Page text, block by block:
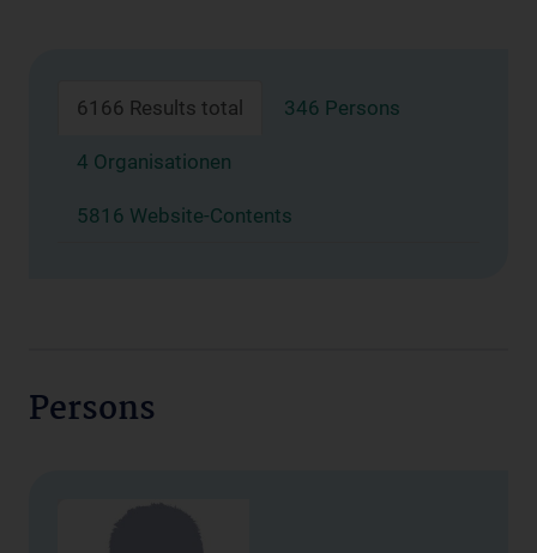
6166 Results total 346 Persons
4 Organisationen
5816 Website-Contents
Persons